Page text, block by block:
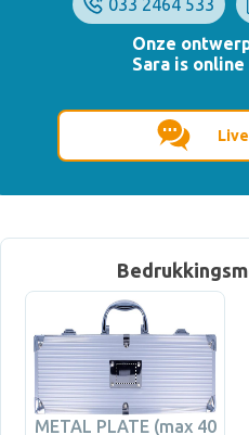
033 2464 533
Onze
Sara is online
METAL PLATE (max 40